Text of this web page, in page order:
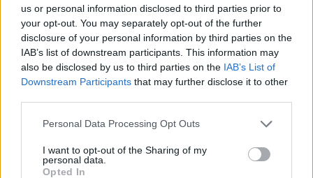
us or personal information disclosed to third parties prior to
your opt-out. You may separately opt-out of the further
disclosure of your personal information by third parties on the
IAB’s list of downstream participants. This information may
also be disclosed by us to third parties on the IAB’s List of
Downstream Participants that may further disclose it to other
Personal Data Processing Opt Outs
I want to opt-out of the Sharing of my
personal data.
Opted In
18η συνεχόμενη χρονιά για τον ΟΤΕ στη διεθνή σειρά δεικτών
Alpha Bank: Για πρώτη φορά το Αρχαίο Θέατρο Επιδαύρου άνοιξε τις
πύλες του σε όλους
ΠΕΡΙΣΣΌΤΕΡΑ ΣΕ ΑΥΤΉ ΤΗΝ ΚΑΤΗΓΟΡΊΑ